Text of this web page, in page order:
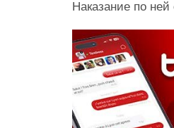
Наказание по